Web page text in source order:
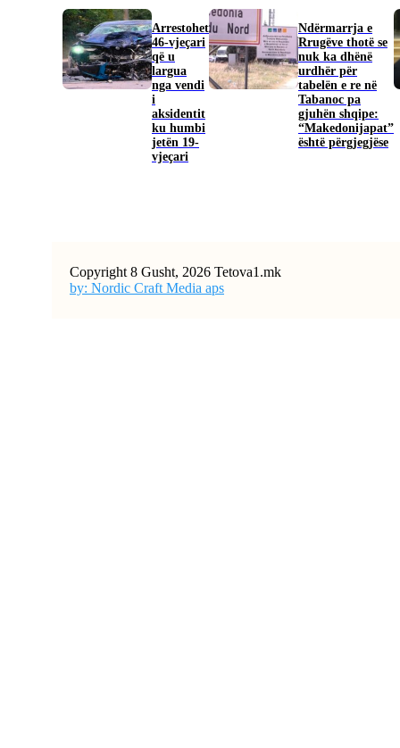
Arrestohet
46-vjeçari
që u
largua
nga vendi
i
aksidentit
ku humbi
jetën 19-
vjeçari
Ndërmarrja e
Rrugëve thotë se
nuk ka dhënë
urdhër për
tabelën e re në
Tabanoc pa
gjuhën shqipe:
“Makedonijapat”
është përgjegjëse
Copyright 8 Gusht, 2026 Tetova1.mk
by: Nordic Craft Media aps